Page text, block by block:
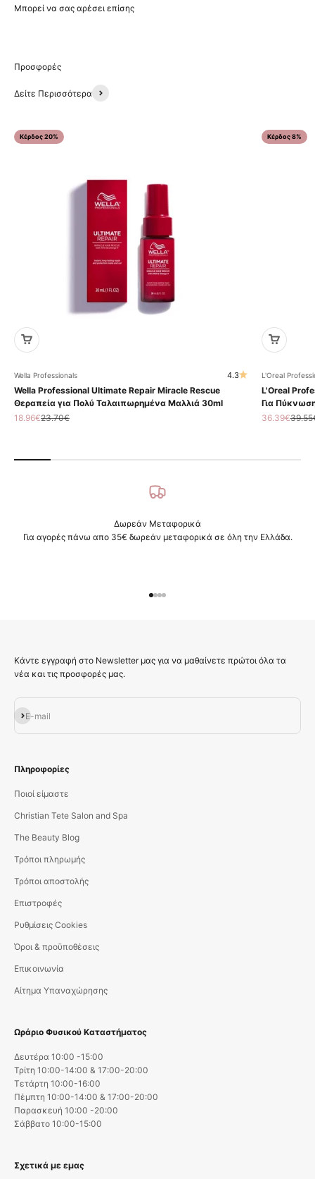
Δείτε Περισσότερα
Κέρδος 20%
Wella Professionals 4.3
Wella Professional Ultimate Repair Miracle Rescue
Θεραπεία για Πολύ Ταλαιπωρημένα Μαλλιά 30ml
Τιμή πώλησης
18.96€Κανονική τιμή
23.70€
Κέρδος 8%
L'Oreal
L'Oreal
Για
Τιμή
36.39€
Δωρεάν Μεταφορικά
Για αγορές πάνω απο 35€ δωρεάν μεταφορικά σε όλη την Ελλάδα.
Κάντε εγγραφή στο Newsletter μας για να μαθαίνετε πρώτοι όλα τα
νέα και τις προσφορές μας.
E-mail
Εγγραφή
Πληροφορίες
Ποιοί είμαστε
Christian Tete Salon and Spa
The Beauty Blog
Τρόποι πληρωμής
Τρόποι αποστολής
Επιστροφές
Ρυθμίσεις Cookies
Όροι & προϋποθέσεις
Επικοινωνία
Αίτημα Υπαναχώρησης
Ωράριο Φυσικού Καταστήματος
Δευτέρα 10:00 -15:00
Τρίτη 10:00-14:00 & 17:00-20:00
Τετάρτη 10:00-16:00
Πέμπτη 10:00-14:00 & 17:00-20:00
Παρασκευή 10:00 -20:00
Σάββατο 10:00-15:00
Σχετικά με εμας